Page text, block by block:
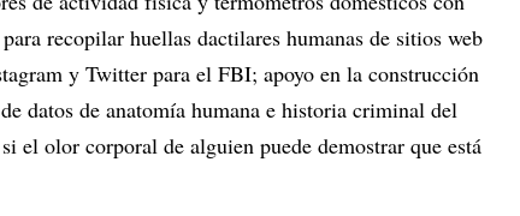
recopilar huellas dactilares humanas de sitios web
y Twitter para el FBI; apoyo en la construcción
datos de anatomía humana e historia criminal del
el olor corporal de alguien puede demostrar que está